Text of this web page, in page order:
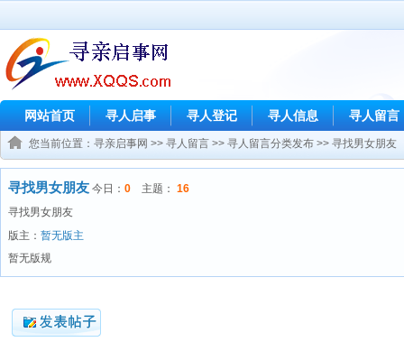
网站首页 寻人启事 寻人登记 寻人信息 寻人留言
您当前位置： 寻亲启事网 >> 寻人留言 >> 寻人留言分类发布 >> 寻找男女朋友
寻找男女朋友 今日： 0 主题： 16
寻找男女朋友
版主： 暂无版主
暂无版规